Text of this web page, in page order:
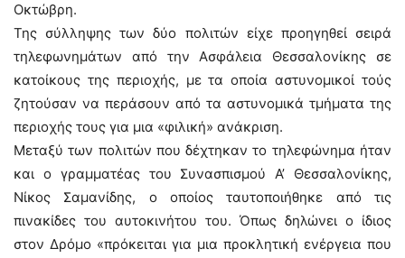
Οκτώβρη.
Της σύλληψης των δύο πολιτών είχε προηγηθεί σειρά
τηλεφωνημάτων από την Ασφάλεια Θεσσαλονίκης σε
κατοίκους της περιοχής, με τα οποία αστυνομικοί τούς
ζητούσαν να περάσουν από τα αστυνομικά τμήματα της
περιοχής τους για μια «φιλική» ανάκριση.
Μεταξύ των πολιτών που δέχτηκαν το τηλεφώνημα ήταν
και ο γραμματέας του Συνασπισμού Α’ Θεσσαλονίκης,
Νίκος Σαμανίδης, ο οποίος ταυτοποιήθηκε από τις
πινακίδες του αυτοκινήτου του. Όπως δηλώνει ο ίδιος
στον Δρόμο «πρόκειται για μια προκλητική ενέργεια που